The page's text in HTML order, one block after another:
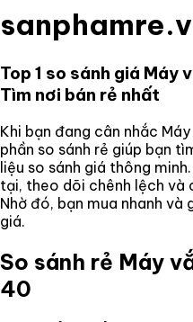
Top 1 so sánh giá Máy
Tìm nơi bán rẻ nhất
Khi bạn đang cân nhắc
phần so sánh rẻ giúp bạn
liệu so sánh giá thông
tại, theo dõi chênh lệch và
Nhờ đó, bạn mua nhanh và
giá.
So sánh rẻ Máy
40